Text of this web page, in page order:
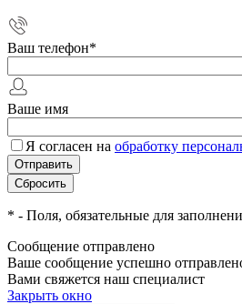
Ваш телефон*
Ваше имя
Я согласен на обработку
* - Поля, обязательные для
Сообщение отправлено
Ваше сообщение успешно
Вами свяжется наш специалист
Закрыть окно